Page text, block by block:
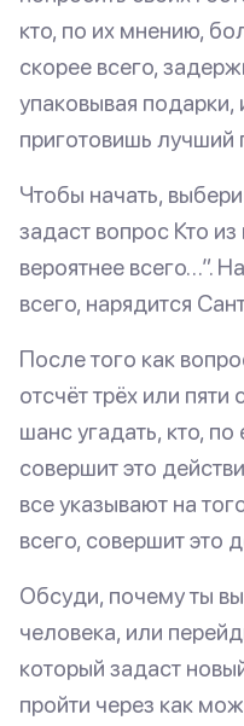
кто, по их мнению,
скорее всего,
упаковывая подарки,
приготовишь лучший
Чтобы начать,
задаст вопрос Кто
вероятнее всего…”.
всего, нарядится
После того как
отсчёт трёх или
шанс угадать, кто,
совершит это
все указывают на
всего, совершит это
Обсуди, почему ты
человека, или
который задаст
пройти через как